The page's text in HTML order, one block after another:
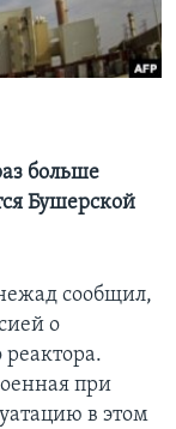
больше
Бушерской
сообщил,
о
реактора.
при
в этом